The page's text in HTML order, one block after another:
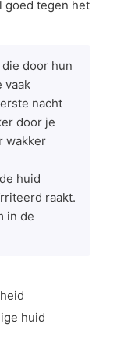
goed tegen het
door hun
vaak
nacht
door je
wakker
huid
raakt.
in de
huid